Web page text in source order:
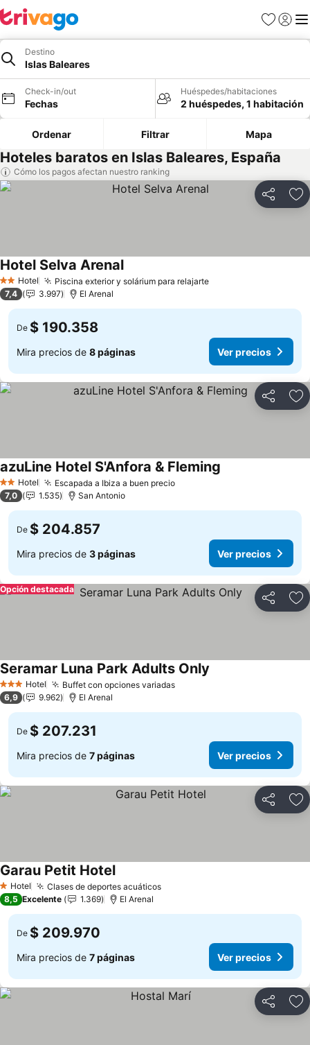
Favoritos
Iniciar
Destino
Islas Baleares
Check-in/out
Fechas
Huéspedes/habitaciones
2 huéspedes, 1 habitación
Ordenar Filtrar Mapa
Hoteles baratos en Islas Baleares, España
Cómo los pagos afectan nuestro ranking
Compartir
2 Estrellas
Hotel Piscina exterior y solárium para relajarteVer precios
Hotel Selva ArenalVer precios
7,4 3.997 El Arenal
De $ 190.358
Mira precios de 8 páginas Ver precios
Compartir
2 Estrellas
Hotel Escapada a Ibiza a buen precioVer precios
azuLine Hotel S'Anfora & Fleming
7,0 1.535 San Antonio
De $ 204.857
Mira precios de 3 páginas Ver precios
Compartir
Opción destacada
3 Estrellas
Hotel Buffet con opciones variadasVer precios
Seramar Luna Park Adults Only
6,9 9.962 El Arenal
De $ 207.231
Mira precios de 7 páginas Ver precios
Compartir
1 Estrellas
Hotel Clases de deportes acuáticosVer precios
Garau Petit HotelVer precios
8,5 Excelente 1.369 El Arenal
De $ 209.970
Mira precios de 7 páginas Ver precios
Compartir